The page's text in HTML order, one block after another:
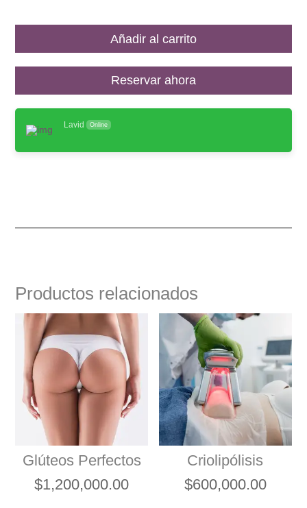
Añadir al carrito
Reservar ahora
Lavid Online
Productos relacionados
Glúteos Perfectos
$1,200,000.00
Criolipólisis
$600,000.00